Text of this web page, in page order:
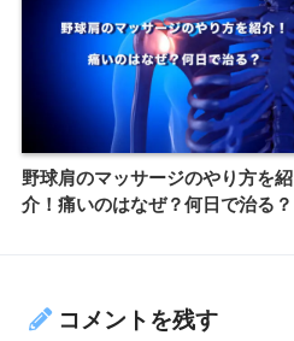
野球肩のマッサージのやり方を紹
介！痛いのはなぜ？何日で治る？
コメントを残す